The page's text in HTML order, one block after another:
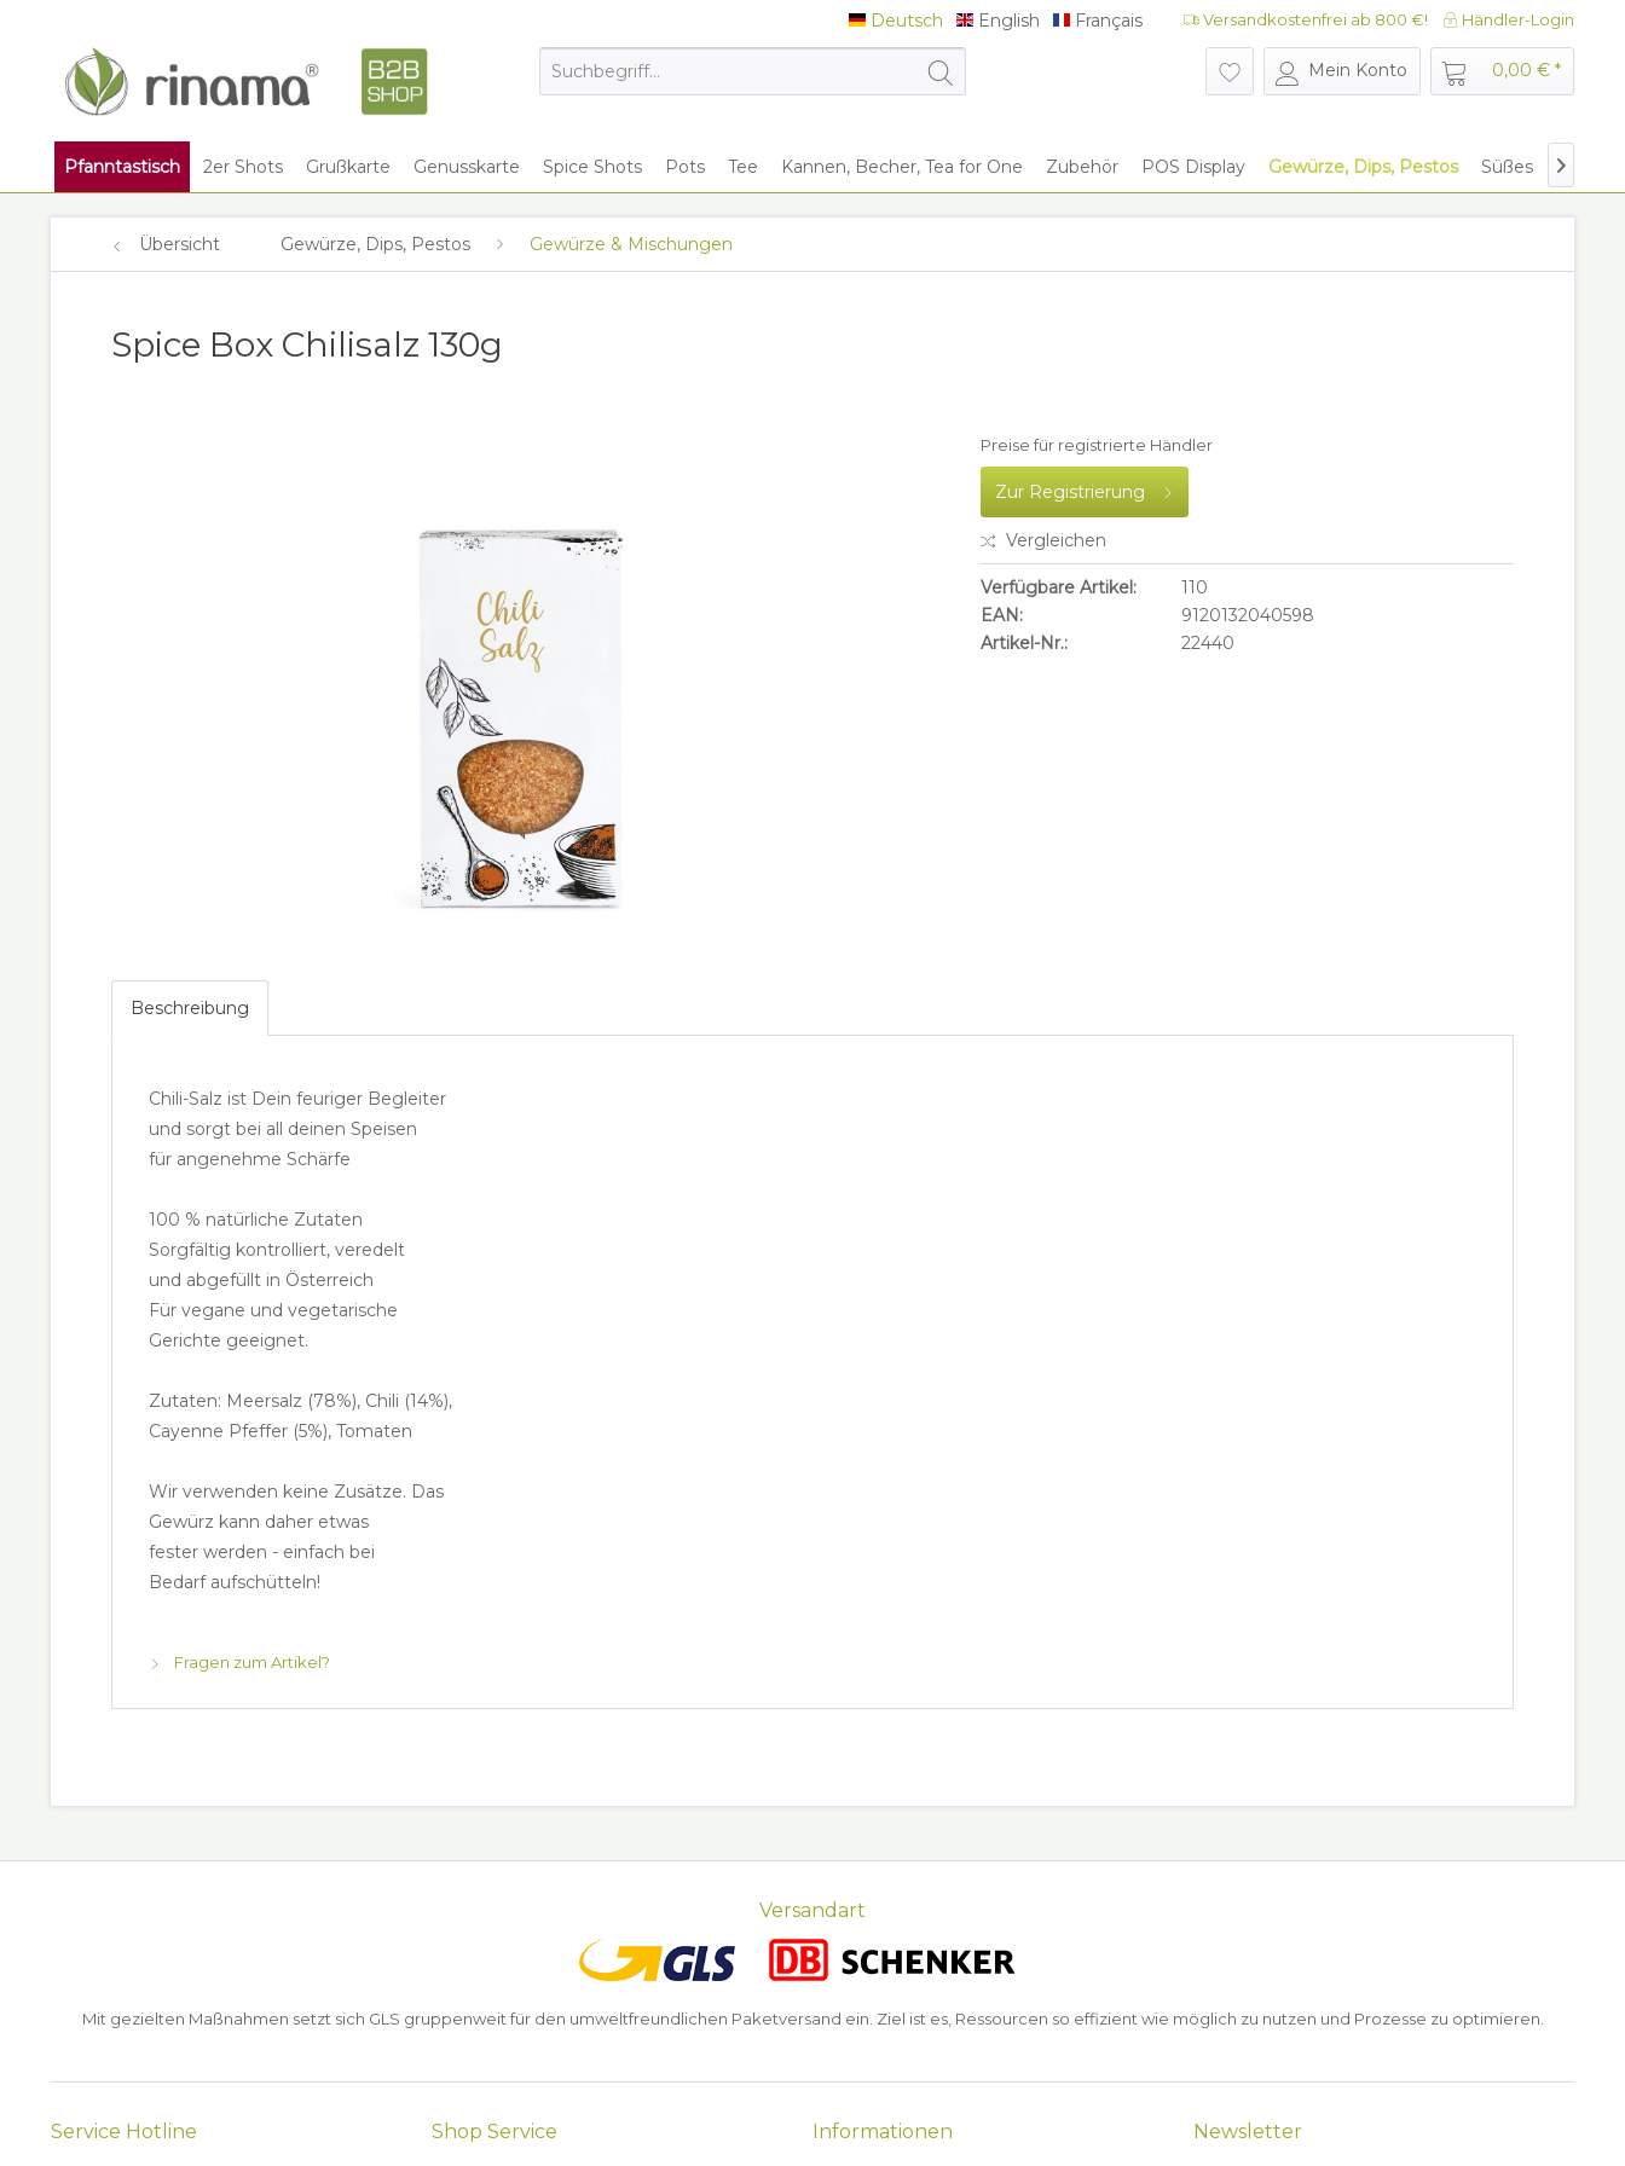
Deutsch
Deutsch English
English Français
Français Versandkostenfrei ab 800 €! Händler-Login
Mein Konto 0,00 € *
Pfanntastisch 2er Shots Grußkarte Genusskarte Spice Shots Pots Tee Kannen, Becher, Tea for One Zubehör POS Display Gewürze, Dips, Pestos Süßes Give

Übersicht Gewürze, Dips, Pestos Gewürze & Mischungen
Spice Box Chilisalz 130g
Preise für registrierte Händler
Zur Registrierung
Vergleichen
Verfügbare Artikel:
110
EAN:
9120132040598
Artikel-Nr.:
22440
Beschreibung
Chili-Salz ist Dein feuriger Begleiter
und sorgt bei all deinen Speisen
für angenehme Schärfe
100 % natürliche Zutaten
Sorgfältig kontrolliert, veredelt
und abgefüllt in Österreich
Für vegane und vegetarische
Gerichte geeignet.
Zutaten: Meersalz (78%), Chili (14%),
Cayenne Pfeffer (5%), Tomaten
Wir verwenden keine Zusätze. Das
Gewürz kann daher etwas
fester werden - einfach bei
Bedarf aufschütteln!
Fragen zum Artikel?
Versandart
Mit gezielten Maßnahmen setzt sich GLS gruppenweit für den umweltfreundlichen Paketversand ein. Ziel ist es, Ressourcen so effizient wie möglich zu nutzen und Prozesse zu optimieren.
Service Hotline Shop Service Informationen Newsletter